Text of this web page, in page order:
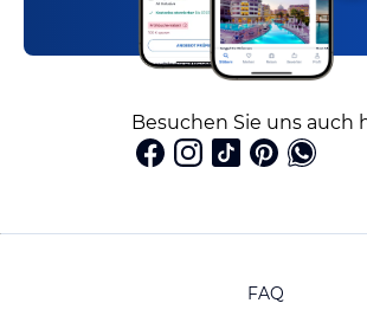
Besuchen Sie uns auch
FAQ